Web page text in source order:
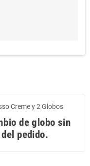
Creme y 2 Globos
de globo sin
pedido.